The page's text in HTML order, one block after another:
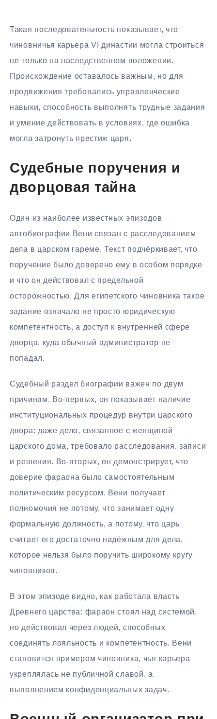
Такая последовательность показывает, что
чиновничья карьера VI династии могла строиться
не только на наследственном положении.
Происхождение оставалось важным, но для
продвижения требовались управленческие
навыки, способность выполнять трудные задания
и умение действовать в условиях, где ошибка
могла затронуть престиж царя.
Судебные поручения и
дворцовая тайна
Один из наиболее известных эпизодов
автобиографии Вени связан с расследованием
дела в царском гареме. Текст подчёркивает, что
поручение было доверено ему в особом порядке
и что он действовал с предельной
осторожностью. Для египетского чиновника такое
задание означало не просто юридическую
компетентность, а доступ к внутренней сфере
дворца, куда обычный администратор не
попадал.
Судебный раздел биографии важен по двум
причинам. Во-первых, он показывает наличие
институциональных процедур внутри царского
двора: даже дело, связанное с женщиной
царского дома, требовало расследования, записи
и решения. Во-вторых, он демонстрирует, что
доверие фараона было самостоятельным
политическим ресурсом. Вени получает
полномочия не потому, что занимает одну
формальную должность, а потому, что царь
считает его достаточно надёжным для дела,
которое нельзя было поручить широкому кругу
чиновников.
В этом эпизоде видно, как работала власть
Древнего царства: фараон стоял над системой,
но действовал через людей, способных
соединять лояльность и компетентность. Вени
становится примером чиновника, чья карьера
укреплялась не публичной славой, а
выполнением конфиденциальных задач.